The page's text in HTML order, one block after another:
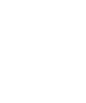
ook
opzetten
door mee te
lucht te